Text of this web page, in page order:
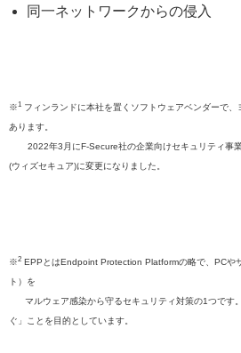
同一ネットワークからの侵入
※1 フィンランドに本社を置くソフトウェアベンダーで
あります。
2022年3月にF-Secure社の企業向けセキュリティ事
(ウィズセキュア)に変更になりました。
※2 EPPとはEndpoint Protection Platformの略で、PCや
ト）を
マルウェア感染から守るセキュリティ対策の1つです
ぐ」ことを目的としています。